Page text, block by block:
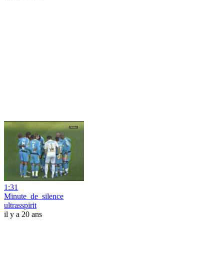
1:31
Minute_de_silence
ultrasspirit
il y a 20 ans